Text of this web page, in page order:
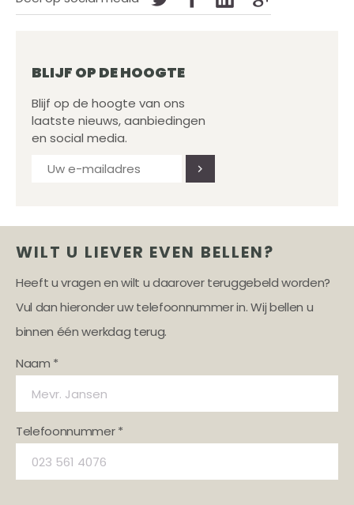
BLIJF OP DE HOOGTE
Blijf op de hoogte van ons
laatste nieuws, aanbiedingen
en social media.
WILT U LIEVER EVEN BELLEN?
Heeft u vragen en wilt u daarover teruggebeld worden?
Vul dan hieronder uw telefoonnummer in. Wij bellen u
binnen één werkdag terug.
Naam *
Telefoonnummer *